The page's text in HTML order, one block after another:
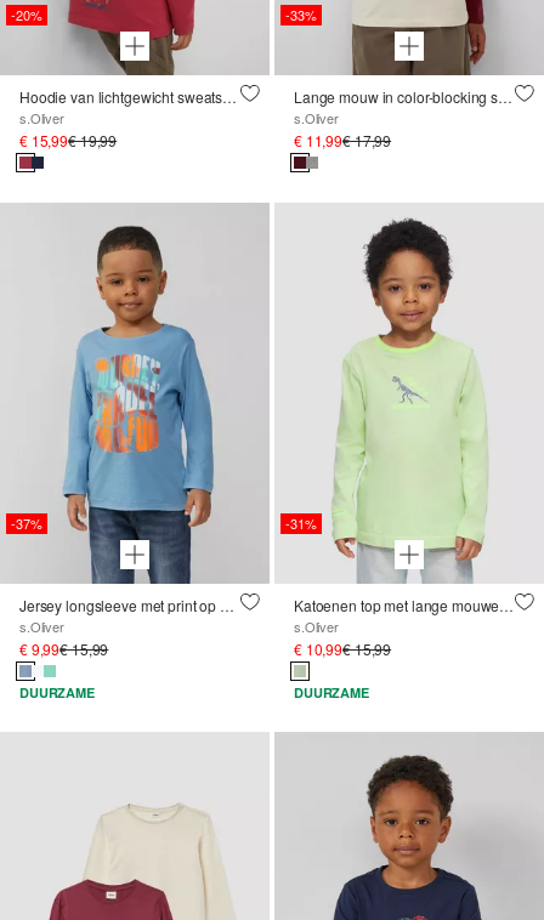
-20%
Hoodie van lichtgewicht sweatstof met print op voor- en achterkant
s.Oliver
€ 15,99€ 19,99
-33%
Lange mouw in color-blocking stijl met borduursel
s.Oliver
€ 11,99€ 17,99
-37%
Jersey longsleeve met print op voorkant
s.Oliver
€ 9,99€ 15,99
DUURZAME
-31%
Katoenen top met lange mouwen, print en contrasterende details
s.Oliver
€ 10,99€ 15,99
DUURZAME